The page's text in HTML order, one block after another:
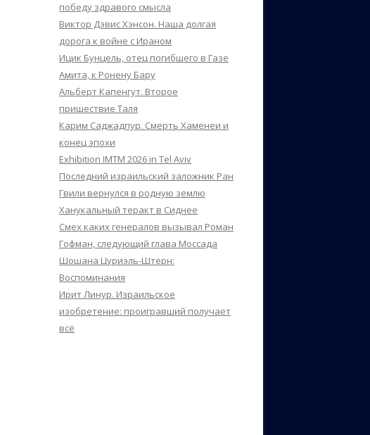
победу здравого смысла
Виктор Дэвис Хэнсон. Наша долгая
дорога к войне с Ираном
Ицик Бунцель, отец погибшего в Газе
Амита, к Ронену Бару
Альберт Капенгут. Второе
пришествие Таля
Карим Саджадпур. Смерть Хаменеи и
конец эпохи
Exhibition IMTM 2026 in Tel Aviv
Последний израильский заложник Ран
Гвили вернулся в родную землю
Ханукальный теракт в Сиднее
Смех каких генералов вызывал Роман
Гофман, следующий глава Моссада
Шошана Цуриэль-Штерн:
Воспоминания
Ирит Линур. Израильское
изобретение: проигравший получает
всё